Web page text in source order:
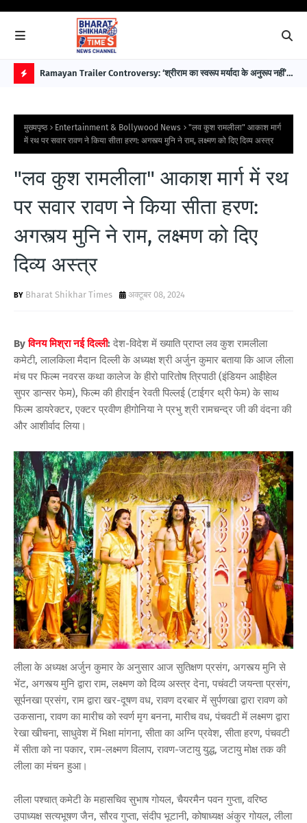
O
P
O
S
Ramayan Trailer Controversy: ‘श्रीराम का स्वरूप मर्यादा के अनुरूप नहीं’—
मुख्यपृष्ठ Entertainment & Bollywood News
"लव कुश रामलीला" आकाश मार्ग
में रथ पर सवार रावण ने किया सीता हरण: अगस्त्य मुनि ने राम, लक्ष्मण को दिए दिव्य अस्त्र
"लव कुश रामलीला" आकाश मार्ग में रथ
पर सवार रावण ने किया सीता हरण:
अगस्त्य मुनि ने राम, लक्ष्मण को दिए
दिव्य अस्त्र
Bharat Shikhar Times अक्टूबर 08, 2024
Byविनय मिश्रा नई दिल्ली: देश-विदेश में ख्याति प्राप्त लव कुश रामलीला
कमेटी, लालकिला मैदान दिल्ली के अध्यक्ष श्री अर्जुन कुमार बताया कि आज लीला
मंच पर फिल्म नवरस कथा कालेज के हीरो पारितोष त्रिपाठी (इंडियन आईीहेल
सुपर डान्सर फेम), फिल्म की हीराईन रेवती पिल्लई (टाईगर थ्री फेम) के साथ
फिल्म डायरेक्टर, एक्टर प्रवीण हीगोनिया ने प्रभु श्री रामचन्द्र जी की वंदना की
और आशीर्वाद लिया।
लीला के अध्यक्ष अर्जुन कुमार के अनुसार आज सुतिक्षण प्रसंग, अगस्त्य मुनि से
भेंट, अगस्त्य मुनि द्वारा राम, लक्ष्मण को दिव्य अस्त्र देना, पचंवटी जयन्ता प्रसंग,
सूर्पनखा प्रसंग, राम द्वारा खर-दूषण वध, रावण दरबार में सुर्पणखा द्वारा रावण को
उकसाना, रावण का मारीच को स्वर्ण मृग बनना, मारीच वध, पंचवटी में लक्ष्मण द्वारा
रेखा खीचना, साधुवेश में भिक्षा मांगना, सीता का अग्नि प्रवेश, सीता हरण, पंचवटी
में सीता को ना पकार, राम-लक्ष्मण विलाप, रावण-जटायु युद्ध, जटायु मोक्ष तक की
लीला का मंचन हुआ।
लीला पश्चात् कमेटी के महासचिव सुभाष गोयल, चैयरमैन पवन गुप्ता, वरिष्ठ
उपाध्यक्ष सत्यभूषण जैन, सौरव गुप्ता, संदीप भूटानी, कोषाध्यक्ष अंकुर गोयल, लीला